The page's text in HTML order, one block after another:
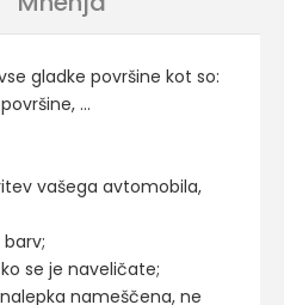
gladke površine kot so:
...
vašega avtomobila,
se je naveličate;
nameščena, ne